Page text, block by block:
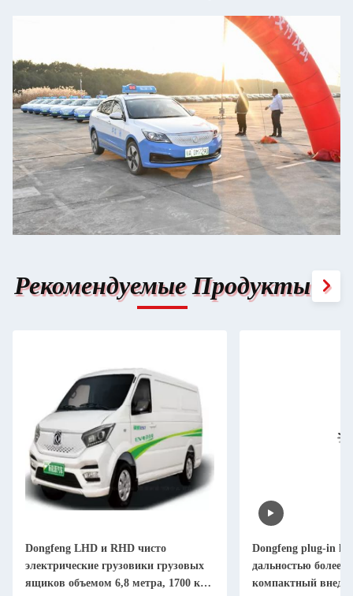
Рекомендуемые Продукты
Dongfeng LHD и RHD чисто
электрические грузовики грузовых
ящиков объемом 6,8 метра, 1700 кг
Dongfeng plug-in
дальностью более
компактный